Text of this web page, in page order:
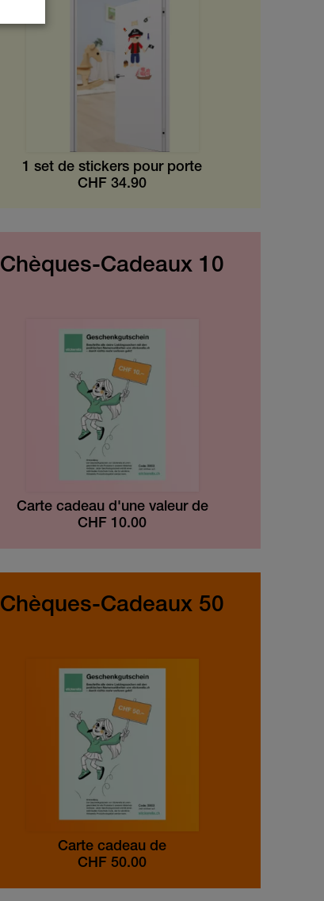
1 set de stickers pour porte
CHF 34.90
Chèques-Cadeaux 10
Carte cadeau d'une valeur de
CHF 10.00
Chèques-Cadeaux 50
Carte cadeau de
CHF 50.00